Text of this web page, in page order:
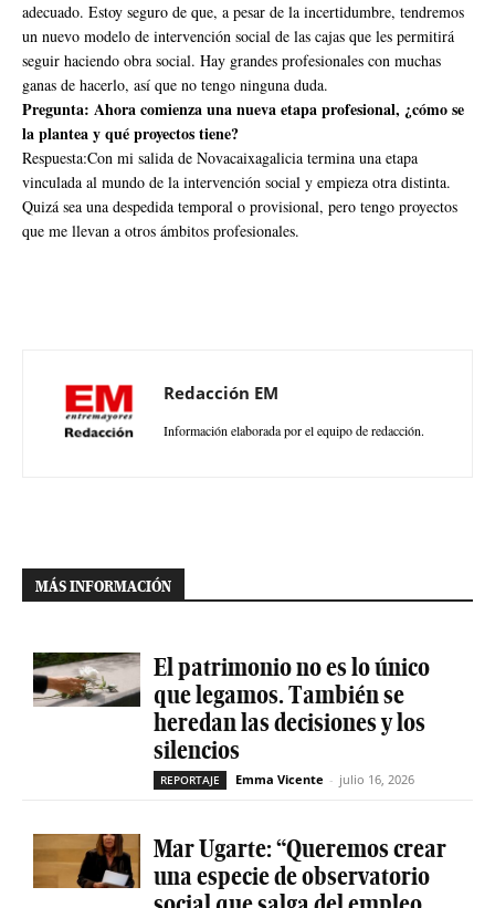
adecuado. Estoy seguro de que, a pesar de la incertidumbre, tendremos
un nuevo modelo de intervención social de las cajas que les permitirá
seguir haciendo obra social. Hay grandes profesionales con muchas
ganas de hacerlo, así que no tengo ninguna duda.
Pregunta: Ahora comienza una nueva etapa profesional, ¿cómo se
la plantea y qué proyectos tiene?
Respuesta:Con mi salida de Novacaixagalicia termina una etapa
vinculada al mundo de la intervención social y empieza otra distinta.
Quizá sea una despedida temporal o provisional, pero tengo proyectos
que me llevan a otros ámbitos profesionales.
Redacción EM
Información elaborada por el equipo de redacción.
MÁS INFORMACIÓN
El patrimonio no es lo único
que legamos. También se
heredan las decisiones y los
silencios
REPORTAJE Emma Vicente - julio 16, 2026
Mar Ugarte: “Queremos crear
una especie de observatorio